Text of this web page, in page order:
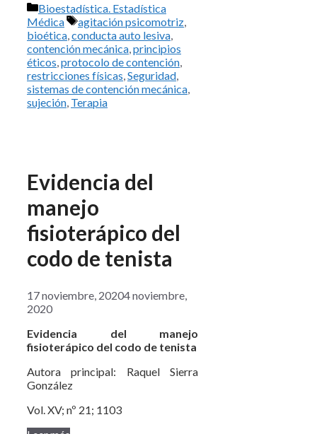
Categorías
Bioestadística. Estadística
Médica
Etiquetas
agitación psicomotriz,
bioética,conducta auto lesiva,
contención mecánica,principios
éticos,protocolo de contención,
restricciones físicas,Seguridad,
sistemas de contención mecánica,
sujeción, Terapia
Evidencia del
manejo
fisioterápico del
codo de tenista
17 noviembre, 20204 noviembre,
2020
Evidencia del manejo
fisioterápico del codo de tenista
Autora principal: Raquel Sierra
González
Vol. XV; nº 21; 1103